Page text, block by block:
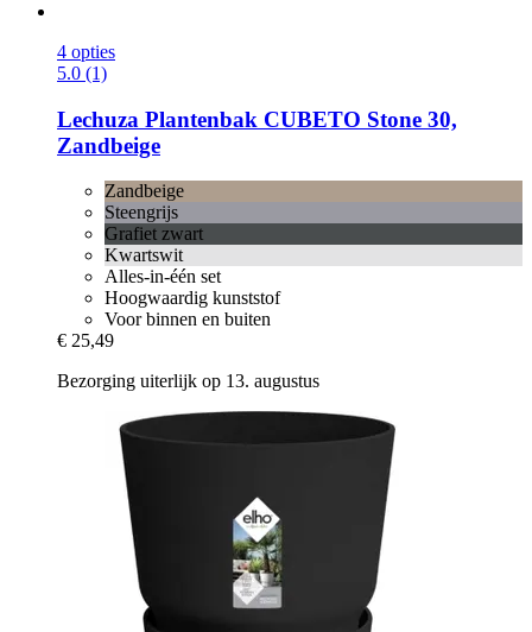
4 opties
5.0 (1)
Lechuza Plantenbak CUBETO Stone 30,
Zandbeige
Zandbeige
Steengrijs
Grafiet zwart
Kwartswit
Alles-in-één set
Hoogwaardig kunststof
Voor binnen en buiten
€ 25,49
Bezorging uiterlijk op 13. augustus